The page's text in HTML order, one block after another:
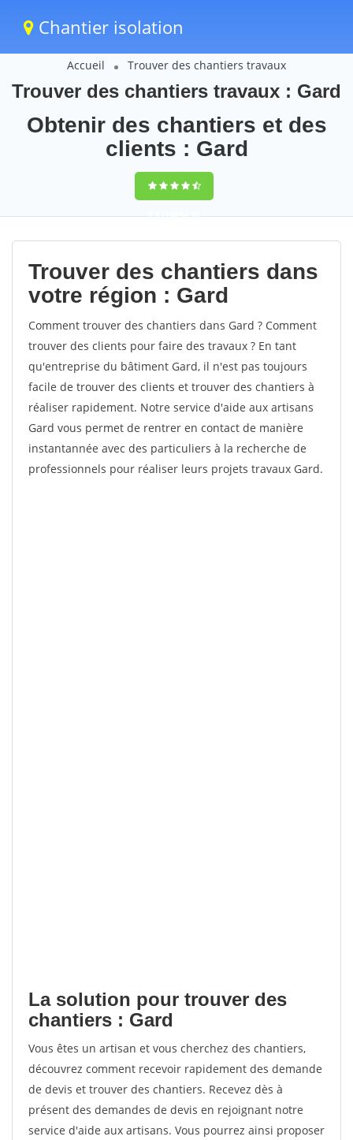
Chantier isolation
Accueil Trouver des chantiers travaux
Trouver des chantiers travaux : Gard
Obtenir des chantiers et des
clients : Gard
9,5(100%)70
votes
Trouver des chantiers dans
votre région : Gard
Comment trouver des chantiers dans Gard ? Comment
trouver des clients pour faire des travaux ? En tant
qu'entreprise du bâtiment Gard, il n'est pas toujours
facile de trouver des clients et trouver des chantiers à
réaliser rapidement. Notre service d'aide aux artisans
Gard vous permet de rentrer en contact de manière
instantannée avec des particuliers à la recherche de
professionnels pour réaliser leurs projets travaux Gard.
La solution pour trouver des
chantiers : Gard
Vous êtes un artisan et vous cherchez des chantiers,
découvrez comment recevoir rapidement des demande
de devis et trouver des chantiers. Recevez dès à
présent des demandes de devis en rejoignant notre
service d'aide aux artisans. Vous pourrez ainsi proposer